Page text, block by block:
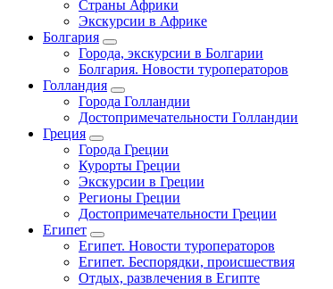
Страны Африки
Экскурсии в Африке
Болгария
Города, экскурсии в Болгарии
Болгария. Новости туроператоров
Голландия
Города Голландии
Достопримечательности Голландии
Греция
Города Греции
Курорты Греции
Экскурсии в Греции
Регионы Греции
Достопримечательности Греции
Египет
Египет. Новости туроператоров
Египет. Беспорядки, происшествия
Отдых, развлечения в Египте